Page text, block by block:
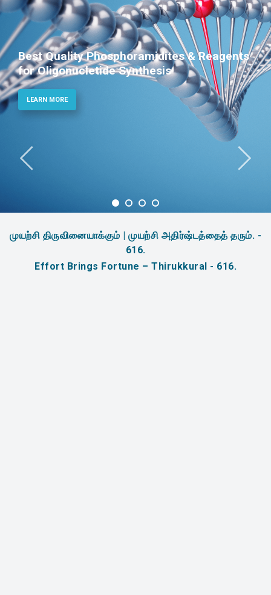
Phosphoramidites for Diagnostic and
Therapeutic Applications
LEARN MORE
முயற்சி திருவினையாக்கும் | முயற்சி அதிர்ஷ்டத்தைத் தரும். -
616.
Effort Brings Fortune – Thirukkural - 616.